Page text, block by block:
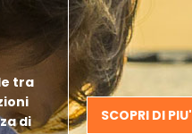
tra
di
SCOPRI DI PIU'